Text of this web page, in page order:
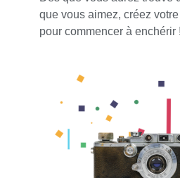
que vous aimez, créez
pour commencer à enchérir !